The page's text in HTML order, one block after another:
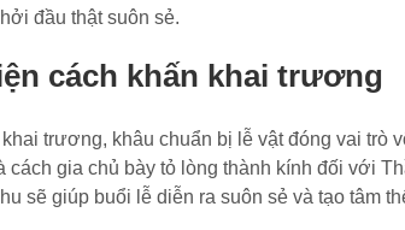
đầu thật suôn sẻ.
cách khấn khai trương
trương, khâu chuẩn bị lễ vật đóng vai trò
cách gia chủ bày tỏ lòng thành kính đối với
sẽ giúp buổi lễ diễn ra suôn sẻ và tạo tâm